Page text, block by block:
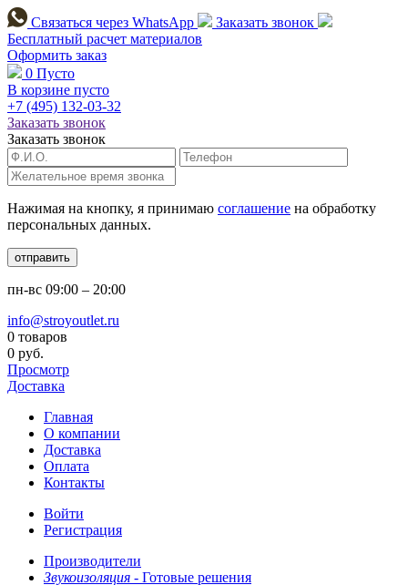
Связаться через WhatsApp
Заказать звонок
Бесплатный расчет материалов
Оформить заказ
0 Пусто
В корзине пусто
+7 (495) 132-03-32
Заказать звонок
Заказать звонок
Нажимая на кнопку, я принимаю соглашение на обработку
персональных данных.
отправить
пн-вс 09:00 – 20:00
info@stroyoutlet.ru
0 товаров
0 руб.
Просмотр
Доставка
Главная
О компании
Доставка
Оплата
Контакты
Войти
Регистрация
Производители
Звукоизоляция - Готовые решения